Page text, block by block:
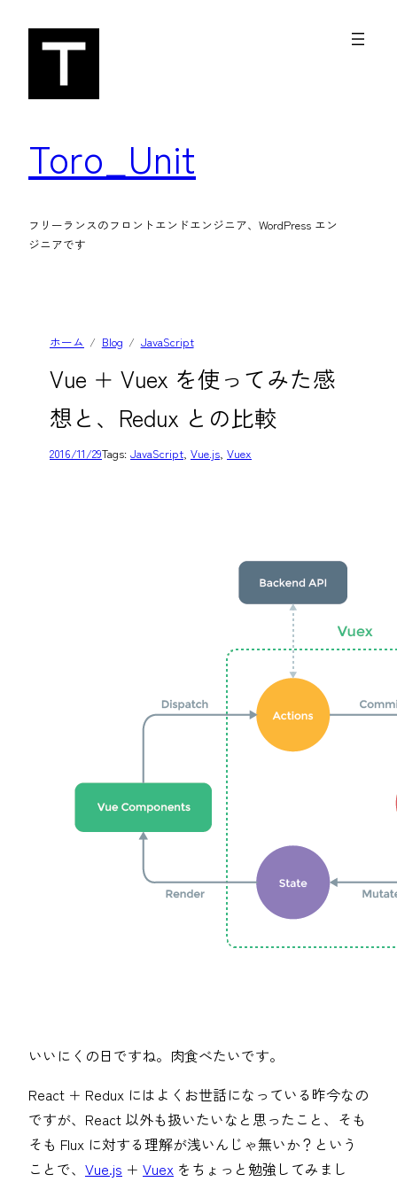
Toro_Unit
フリーランスのフロントエンドエンジニア、WordPress エン
ジニアです
ホーム Blog JavaScript
Vue + Vuex を使ってみた感
想と、Redux との比較
2016/11/29Tags: JavaScript, Vue.js, Vuex
いいにくの日ですね。肉食べたいです。
React + Redux にはよくお世話になっている昨今なの
ですが、React 以外も扱いたいなと思ったこと、そも
そも Flux に対する理解が浅いんじゃ無いか？という
ことで、 Vue.js + Vuex をちょっと勉強してみまし